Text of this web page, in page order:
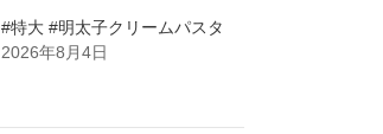
#特大 #明太子クリームパスタ
2026年8月4日